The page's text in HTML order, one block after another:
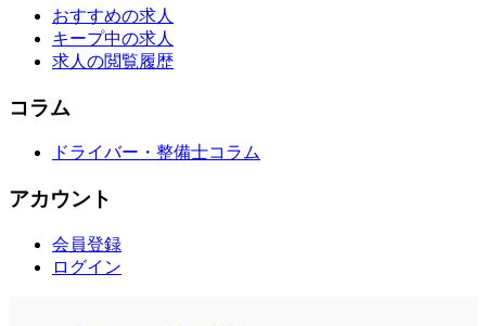
おすすめの求人
キープ中の求人
求人の閲覧履歴
コラム
ドライバー・整備士コラム
アカウント
会員登録
ログイン